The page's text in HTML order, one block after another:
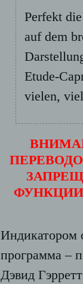
Perfekt
auf dem
Etude-
vielen,
Индикатором
программа –
Дэвид